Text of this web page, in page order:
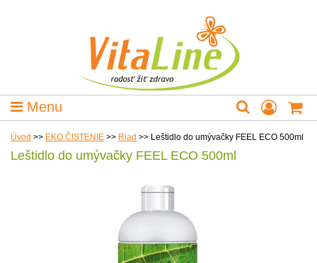
Menu
Úvod >> EKO ČISTENIE >> Riad >> Leštidlo do umývačky FEEL ECO 500ml
Leštidlo do umývačky FEEL ECO 500ml